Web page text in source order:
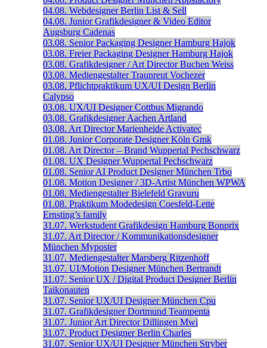
04.08. Webdesigner Berlin List & Sell
04.08. Junior Grafikdesigner & Video Editor
Augsburg Cadenas
03.08. Senior Packaging Designer Hamburg Hajok
03.08. Freier Packaging Designer Hamburg Hajok
03.08. Grafikdesigner / Art Director Buchen Weiss
03.08. Mediengestalter Traunreut Vochezer
03.08. Pflichtpraktikum UX/UI Design Berlin
Calypso
03.08. UX/UI Designer Cottbus Migrando
03.08. Grafikdesigner Aachen Artland
03.08. Art Director Marienheide Activatec
01.08. Junior Corporate Designer Köln Gmk
01.08. Art Director – Brand Wuppertal Pechschwarz
01.08. UX Designer Wuppertal Pechschwarz
01.08. Senior AI Product Designer München Trbo
01.08. Motion Designer / 3D-Artist München WPWA
01.08. Mediengestalter Bielefeld Gravuru
01.08. Praktikum Modedesign Coesfeld-Lette
Ernsting’s family
31.07. Werkstudent Grafikdesign Hamburg Bonprix
31.07. Art Director / Kommunikationsdesigner
München Myposter
31.07. Mediengestalter Marsberg Ritzenhoff
31.07. UI/Motion Designer München Bertrandt
31.07. Senior UX / Digital Product Designer Berlin
Taikonauten
31.07. Senior UX/UI Designer München Cpu
31.07. Grafikdesigner Dortmund Teampenta
31.07. Junior Art Director Dillingen Mwi
31.07. Product Designer Berlin Charles
31.07. Senior UX/UI Designer München Stryber